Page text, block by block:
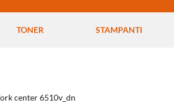
TONER STAMPANTI
center 6510v_dn